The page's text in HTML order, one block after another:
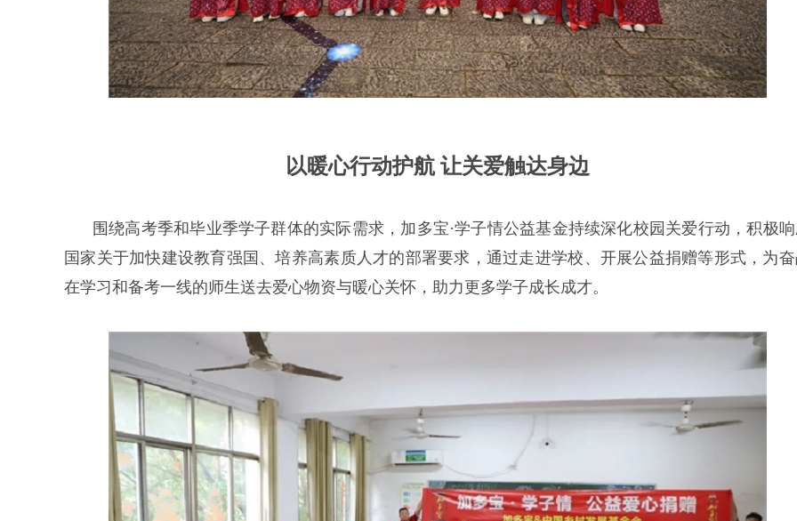
以暖心行动护航 让关爱触达身边
围绕高考季和毕业季学子群体的实际需求，加多宝·学子情公益基金持续深化校园关爱行动，积极
国家关于加快建设教育强国、培养高素质人才的部署要求，通过走进学校、开展公益捐赠等形式，为
在学习和备考一线的师生送去爱心物资与暖心关怀，助力更多学子成长成才。